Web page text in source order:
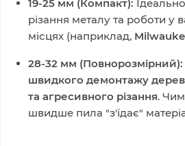
19-25 мм (Компакт):
різання металу та роботи у
місцях (наприклад,
28-32 мм (Повнорозмірний):
швидкого демонтажу
та агресивного різання.
швидше пила "з'їдає"